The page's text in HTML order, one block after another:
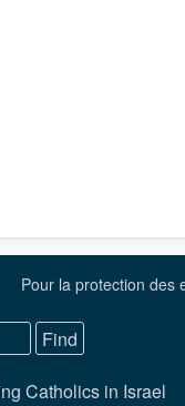
Pour la protection des
Catholics in Israel